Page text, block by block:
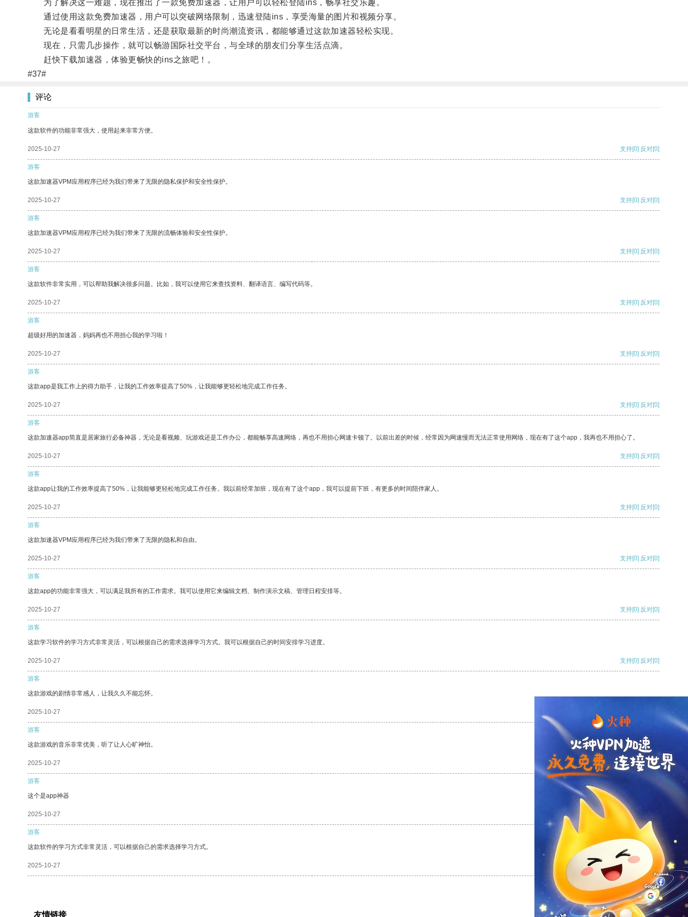
为了解决这一难题，现在推出了一款免费加速器，让用户可以轻松登陆ins，畅享社交乐趣。
通过使用这款免费加速器，用户可以突破网络限制，迅速登陆ins，享受海量的图片和视频分享。
无论是看看明星的日常生活，还是获取最新的时尚潮流资讯，都能够通过这款加速器轻松实现。
现在，只需几步操作，就可以畅游国际社交平台，与全球的朋友们分享生活点滴。
赶快下载加速器，体验更畅快的ins之旅吧！。
#37#
评论
游客
这款软件的功能非常强大，使用起来非常方便。
2025-10-27 支持[0] 反对[0]
游客
这款加速器VPM应用程序已经为我们带来了无限的隐私保护和安全性保护。
2025-10-27 支持[0] 反对[0]
游客
这款加速器VPM应用程序已经为我们带来了无限的流畅体验和安全性保护。
2025-10-27 支持[0] 反对[0]
游客
这款软件非常实用，可以帮助我解决很多问题。比如，我可以使用它来查找资料、翻译语言、编写代码等。
2025-10-27 支持[0] 反对[0]
游客
超级好用的加速器，妈妈再也不用担心我的学习啦！
2025-10-27 支持[0] 反对[0]
游客
这款app是我工作上的得力助手，让我的工作效率提高了50%，让我能够更轻松地完成工作任务。
2025-10-27 支持[0] 反对[0]
游客
这款加速器app简直是居家旅行必备神器，无论是看视频、玩游戏还是工作办公，都能畅享高速网络，再也不用担心网速卡顿了。以前出差的时候，经常因为网速慢而无法正常使用网络，现在有了这个app，我再也不用担心了。
2025-10-27 支持[0] 反对[0]
游客
这款app让我的工作效率提高了50%，让我能够更轻松地完成工作任务。我以前经常加班，现在有了这个app，我可以提前下班，有更多的时间陪伴家人。
2025-10-27 支持[0] 反对[0]
游客
这款加速器VPM应用程序已经为我们带来了无限的隐私和自由。
2025-10-27 支持[0] 反对[0]
游客
这款app的功能非常强大，可以满足我所有的工作需求。我可以使用它来编辑文档、制作演示文稿、管理日程安排等。
2025-10-27 支持[0] 反对[0]
游客
这款学习软件的学习方式非常灵活，可以根据自己的需求选择学习方式。我可以根据自己的时间安排学习进度。
2025-10-27 支持[0] 反对[0]
游客
这款游戏的剧情非常感人，让我久久不能忘怀。
2025-10-27
游客
这款游戏的音乐非常优美，听了让人心旷神怡。
2025-10-27 支持 [0] 反对[0]
游客
这个是app神器
2025-10-27 支持[0] 反对
游客
这款软件的学习方式非常灵活，可以根据自己的需求选择学习方式。
2025-10-27 支持[0] 反对[0]
友情链接